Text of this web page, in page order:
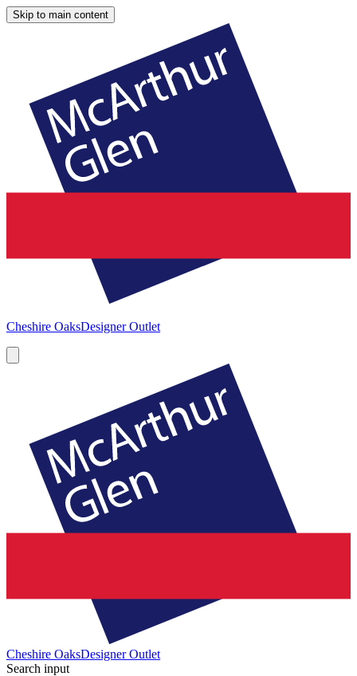
Skip to main content
Cheshire OaksDesigner Outlet
Cheshire OaksDesigner Outlet
Search input